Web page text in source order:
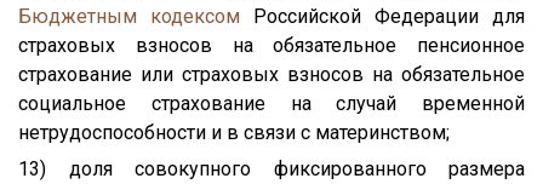
Бюджетным кодексом Российской Федерации для
страховых взносов на обязательное пенсионное
страхование или страховых взносов на обязательное
социальное страхование на случай временной
нетрудоспособности и в связи с материнством;
13) доля совокупного фиксированного размера